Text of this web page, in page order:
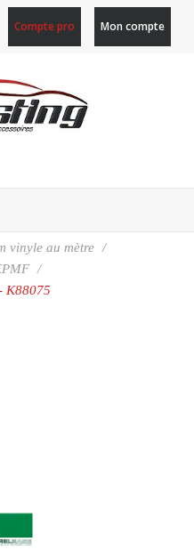
Compte pro Mon compte
vinyle au mètre
K88075